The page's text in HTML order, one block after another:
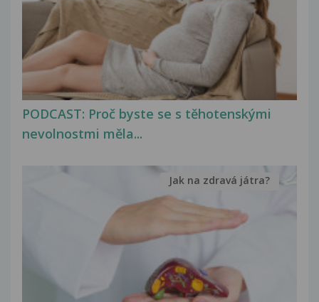
PODCAST: Proč byste se s těhotenskými
nevolnostmi měla...
Jak na zdravá játra?